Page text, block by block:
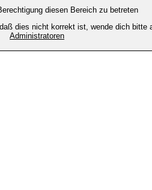
diesen Bereich zu betreten
dies nicht korrekt ist, wende dich bitte
Administratoren